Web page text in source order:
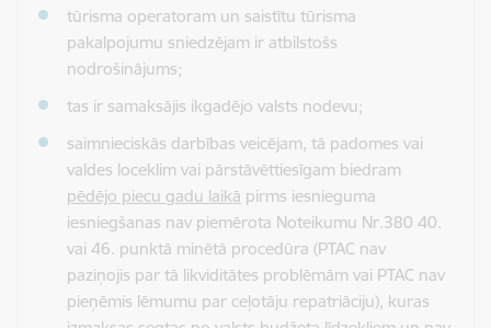
tūrisma operatoram un saistītu tūrisma
pakalpojumu sniedzējam ir atbilstošs
nodrošinājums;
tas ir samaksājis ikgadējo valsts nodevu;
saimnieciskās darbības veicējam, tā padomes vai
valdes loceklim vai pārstāvēttiesīgam biedram
pēdējo piecu gadu laikā pirms iesnieguma
iesniegšanas nav piemērota Noteikumu Nr.380 40.
vai 46. punktā minētā procedūra (PTAC nav
paziņojis par tā likviditātes problēmām vai PTAC nav
pieņēmis lēmumu par ceļotāju repatriāciju), kuras